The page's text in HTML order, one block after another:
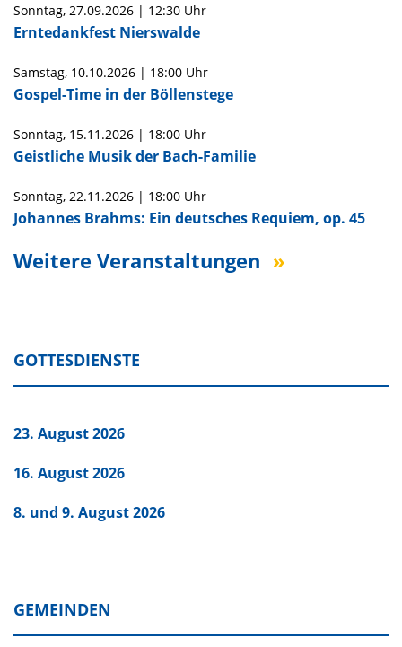
Sonntag, 27.09.2026 | 12:30 Uhr
Erntedankfest Nierswalde
Samstag, 10.10.2026 | 18:00 Uhr
Gospel-Time in der Böllenstege
Sonntag, 15.11.2026 | 18:00 Uhr
Geistliche Musik der Bach-Familie
Sonntag, 22.11.2026 | 18:00 Uhr
Johannes Brahms: Ein deutsches Requiem, op. 45
Weitere Veranstaltungen
GOTTESDIENSTE
23. August 2026
16. August 2026
8. und 9. August 2026
GEMEINDEN